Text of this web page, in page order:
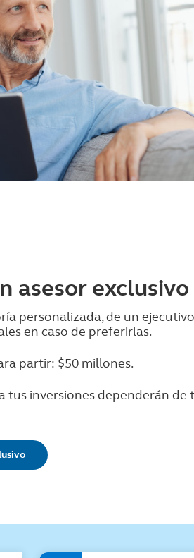
asesor exclusivo
personalizada, de un
en caso de preferirlas.
partir: $50 millones.
tus inversiones dependerán de